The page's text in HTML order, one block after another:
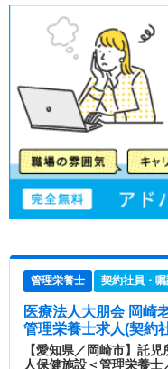
管理栄養士 契約社員・
医療法人大朋会 岡崎
管理栄養士求人(契約
【愛知県／岡崎市】託
人保健施設＜管理栄養士